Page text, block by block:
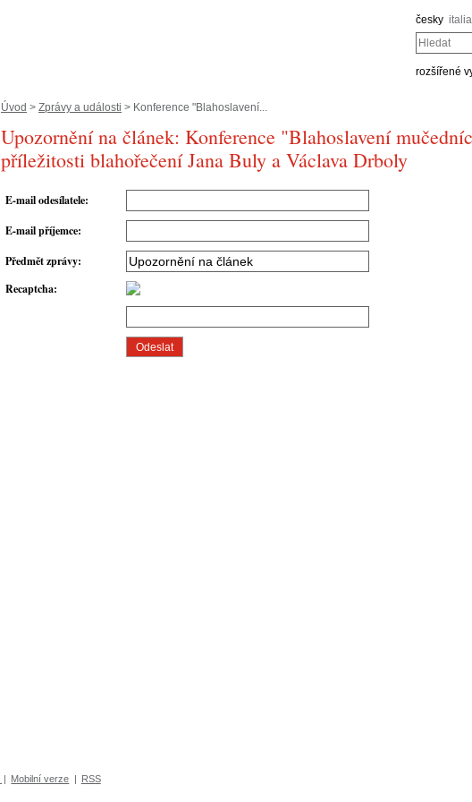
česky
Hledat
rozšířené
Úvod > Zprávy a události > Konference "Blahoslavení...
Upozornění na článek: Konference "Blahoslavení
příležitosti blahořečení Jana Buly a Václava Drboly
E-mail odesílatele:
E-mail příjemce:
Předmět zprávy:
Recaptcha:
| Mobilní verze | RSS